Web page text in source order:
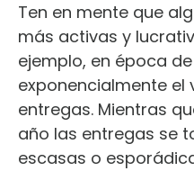
Ten en mente que
más activas y
ejemplo, en época
exponencialmente el
entregas. Mientras
año las entregas se
escasas o